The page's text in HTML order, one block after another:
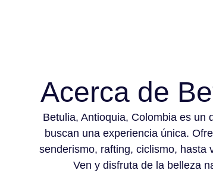
Acerca de
Betulia, Antioquia, Colombia es un
buscan una experiencia única.
senderismo, rafting, ciclismo, hasta
Ven y disfruta de la belleza